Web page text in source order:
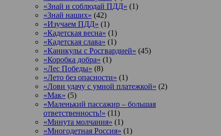
«Знай и соблюдай ПДД» (1)
«Знай наших» (42)
«Изучаем ПДД» (1)
«Кадетская весна» (1)
«Кадетская слава» (1)
«Каникулы с Росгвардией» (45)
«Коробка добра» (1)
«Лес Победы» (8)
«Лето без опасности» (1)
«Лови удачу с умной платежкой» (2)
«Мак» (5)
«Маленький пассажир – большая
ответственность!» (11)
«Минута молчания» (1)
«Многодетная Россия» (1)